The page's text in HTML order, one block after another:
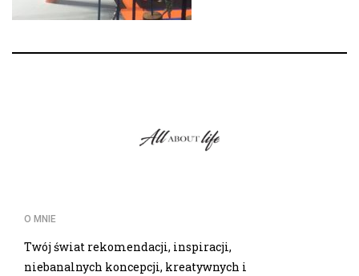
O MNIE
Twój świat rekomendacji, inspiracji,
niebanalnych koncepcji, kreatywnych i